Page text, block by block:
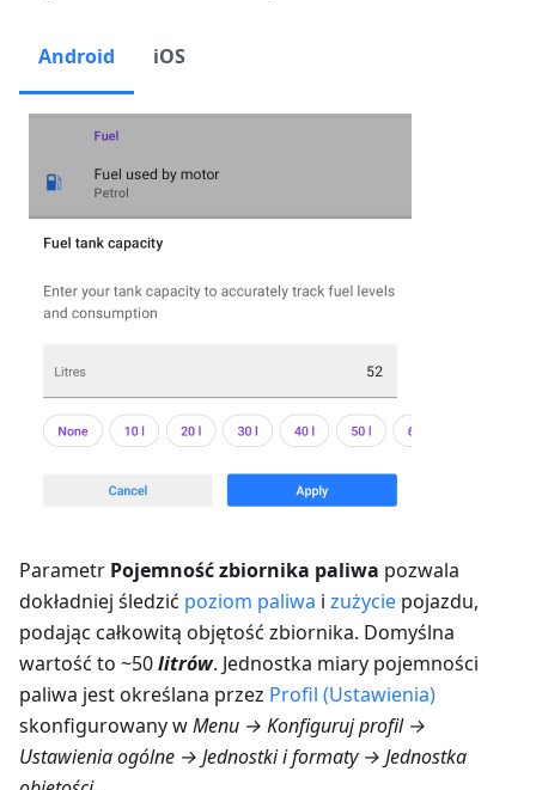
Android iOS
Parametr Pojemność zbiornika paliwa pozwala
dokładniej śledzić poziom paliwa i zużycie pojazdu,
podając całkowitą objętość zbiornika. Domyślna
wartość to ~50litrów. Jednostka miary pojemności
paliwa jest określana przez Profil (Ustawienia)
skonfigurowany wMenu → Konfiguruj profil →
Ustawienia ogólne → Jednostki i formaty → Jednostka